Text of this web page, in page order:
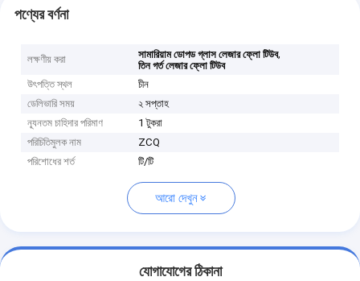
পণ্যের বর্ণনা
লক্ষণীয় করা সামারিয়াম ডোপড গ্লাস লেজার ফ্লো টিউব,
তিন গর্ত লেজার ফ্লো টিউব
উৎপত্তি স্থল
চীন
ডেলিভারি সময়
২ সপ্তাহ
ন্যূনতম চাহিদার পরিমাণ
1 টুকরা
পরিচিতিমুলক নাম
ZCQ
পরিশোধের শর্ত
টি/টি
আরো দেখুন
যোগাযোগের ঠিকানা